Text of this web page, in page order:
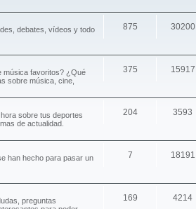
debates, vídeos y todo
875 30200
música favoritos? ¿Qué
sobre música, cine,
375 15917
sobre tus deportes
de actualidad.
204 3593
han hecho para pasar un
7 18191
preguntas
169 4214